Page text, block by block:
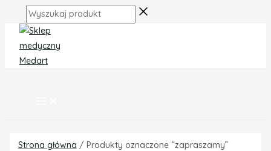
content
Wyszukaj
produkt
MENU
Strona główna / Produkty oznaczone “zapraszamy”
Zakres
cen: